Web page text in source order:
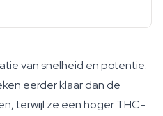
van snelheid en potentie.
eerder klaar dan de
terwijl ze een hoger THC-